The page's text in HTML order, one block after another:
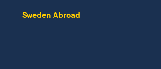
Sweden Abroad